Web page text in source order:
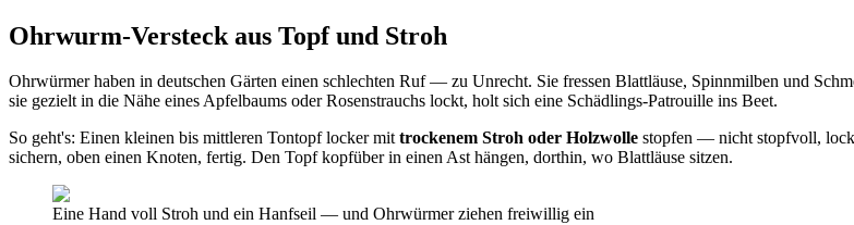
Ohrwurm-Versteck aus Topf und Stroh
Ohrwürmer haben in deutschen Gärten einen schlechten Ruf — zu Unrecht. Sie fressen Blattläuse, Spinnmilben und
sie gezielt in die Nähe eines Apfelbaums oder Rosenstrauchs lockt, holt sich eine Schädlings-Patrouille ins Beet.
So geht's: Einen kleinen bis mittleren Tontopf locker mittrockenem Stroh oder Holzwolle stopfen — nicht stopfvoll,
sichern, oben einen Knoten, fertig. Den Topf kopfüber in einen Ast hängen, dorthin, wo Blattläuse sitzen.
Eine Hand voll Stroh und ein Hanfseil — und Ohrwürmer ziehen freiwillig ein